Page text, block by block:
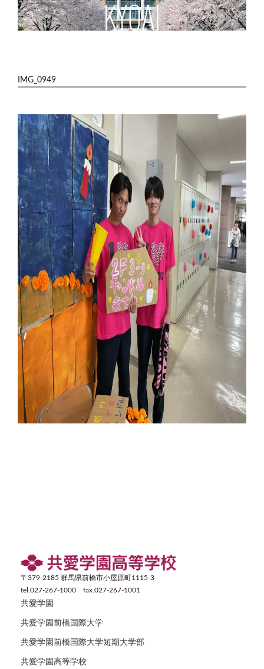
IMG_0949
〒379-2185 群馬県前橋市小屋原町1115-3
tel.027-267-1000 fax.027-267-1001
共愛学園
共愛学園前橋国際大学
共愛学園前橋国際大学短期大学部
共愛学園高等学校